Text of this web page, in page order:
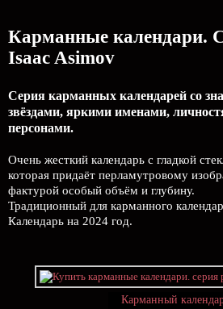
Карманные календари.
Isaac Asimov
Серия карманных календарей со
звёздами, яркими именами,
персонами.
Очень жесткий календарь с гладкой
которая придаёт перламутровому
фактурой особый объём и глубину.
Традиционный для карманного
Календарь на 2024 год.
Карманный